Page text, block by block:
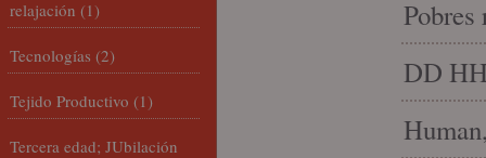
DD
relajación (1)
Tecnologías (2)
Tejido Productivo (1)
Tercera edad; JUbilación